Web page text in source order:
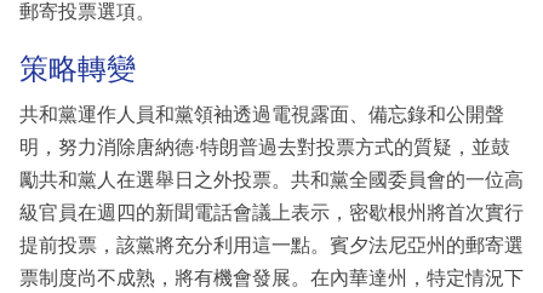
郵寄投票選項。
策略轉變
共和黨運作人員和黨領袖透過電視露面、備忘錄和公開聲
明，努力消除唐納德·特朗普過去對投票方式的質疑，並鼓
勵共和黨人在選舉日之外投票。共和黨全國委員會的一位高
級官員在週四的新聞電話會議上表示，密歇根州將首次實行
提前投票，該黨將充分利用這一點。賓夕法尼亞州的郵寄選
票制度尚不成熟，將有機會發展。在內華達州，特定情況下